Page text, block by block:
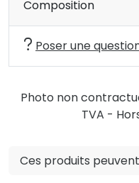
Composition
Poser une
Photo non
TVA -
Ces produits